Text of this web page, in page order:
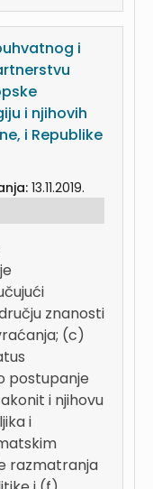
i
i njihovih
i Republike
13.11.2019.
znanosti
(c)
postupanje
i njihovu
i
razmatranja